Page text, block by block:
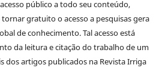
público a todo seu conteúdo,
gratuito o acesso a pesquisas gera
de conhecimento. Tal acesso está
da leitura e citação do trabalho de um
dos artigos publicados na Revista Irriga